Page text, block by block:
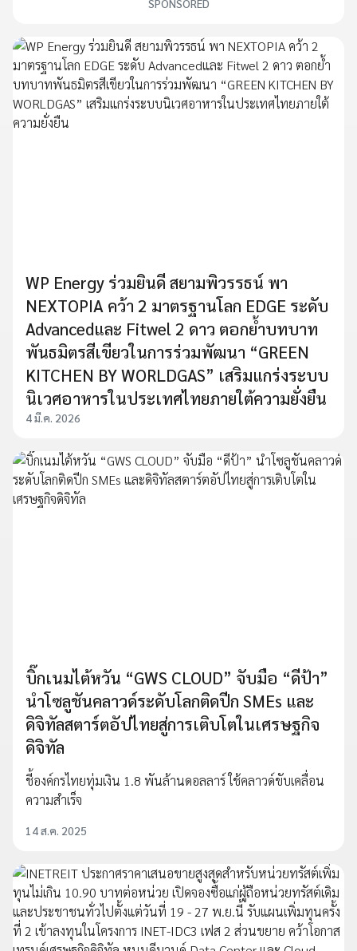
WP Energy ร่วมยินดี สยามพิวรรธน์ พา
NEXTOPIA คว้า 2 มาตรฐานโลก EDGE ระดับ
Advancedและ Fitwel 2 ดาว ตอกย้ำบทบาท
พันธมิตรสีเขียวในการร่วมพัฒนา “GREEN
KITCHEN BY WORLDGAS” เสริมแกร่งระบบ
นิเวศอาหารในประเทศไทยภายใต้ความยั่งยืน
4 มี.ค. 2026
บิ๊กเนมไต้หวัน “GWS CLOUD” จับมือ “ดีป้า”
นำโซลูชันคลาวด์ระดับโลกติดปีก SMEs และ
ดิจิทัลสตาร์ตอัปไทยสู่การเติบโตในเศรษฐกิจ
ดิจิทัล
ชี้องค์กรไทยทุ่มเงิน 1.8 พันล้านดอลลาร์ ใช้คลาวด์ขับเคลื่อน
ความสำเร็จ
14 ส.ค. 2025